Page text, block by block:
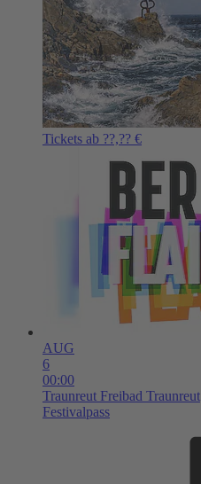
Tickets ab ??,?? €
AUG
6
00:00
Traunreut Freibad Traunreut
Festivalpass